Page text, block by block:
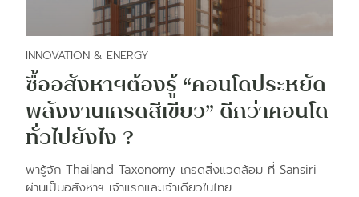
INNOVATION & ENERGY
ซื้ออสังหาฯต้องรู้ “คอนโดประหยัด
พลังงานเกรดสีเขียว” ดีกว่าคอนโด
ทั่วไปยังไง ?
พารู้จัก Thailand Taxonomy เกรดสิ่งแวดล้อม ที่ Sansiri
ผ่านเป็นอสังหาฯ เจ้าแรกและเจ้าเดียวในไทย